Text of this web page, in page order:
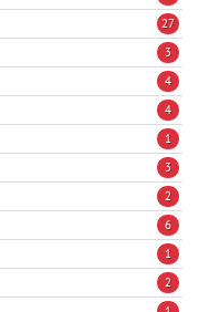
27
3
4
4
1
3
2
6
1
2